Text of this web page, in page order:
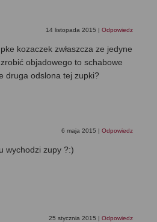
14 listopada 2015 | Odpowiedz
kozaczek zwłaszcza ze jedyne
objadowego to schabowe
druga odslona tej zupki?
6 maja 2015 | Odpowiedz
wychodzi zupy ?:)
25 stycznia 2015 | Odpowiedz